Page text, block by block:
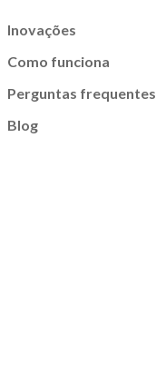
Inovações
Como funciona
Perguntas frequentes
Blog